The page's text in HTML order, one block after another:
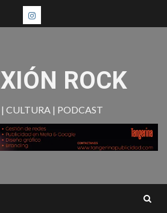
ROCK
CULTURA | PODCAST